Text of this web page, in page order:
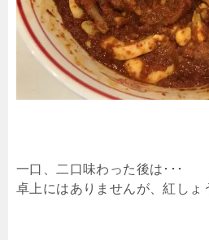
一口、二口味わった後は･･･
卓上にはありませんが、紅しょ